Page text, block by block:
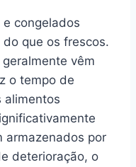
congelados
que os frescos.
vêm
o tempo de
alimentos
armazenados por
deterioração, o